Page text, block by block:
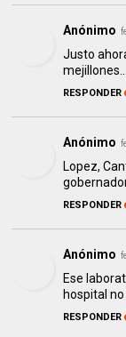
Anónimo
Justo
RESPONDER
Anónimo
Lopez,
RESPONDER
Anónimo
Ese
hospital
RESPONDER